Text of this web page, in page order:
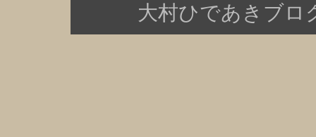
大村ひであきブロ